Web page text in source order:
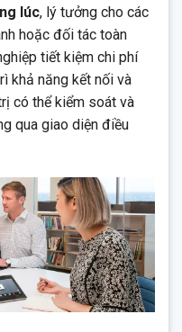
lúc, lý tưởng cho các
hoặc đối tác toàn
tiết kiệm chi phí
khả năng kết nối và
có thể kiểm soát và
qua giao diện điều